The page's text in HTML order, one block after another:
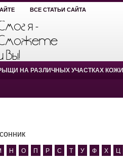
ВСЕ СТАТЬИ САЙТА
НА РАЗЛИЧНЫХ УЧАСТКАХ КОЖИ
Н О П Р С Т У Ф Х Ц